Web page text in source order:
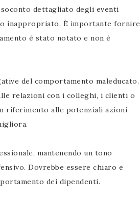
dettagliato degli eventi
inappropriato. È importante fornire
è stato notato e non è
del comportamento maleducato.
relazioni con i colleghi, i clienti o
riferimento alle potenziali azioni
mantenendo un tono
Dovrebbe essere chiaro e
dei dipendenti.